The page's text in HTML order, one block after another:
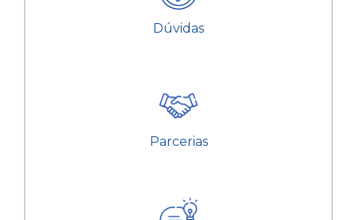
Dúvidas
Parcerias